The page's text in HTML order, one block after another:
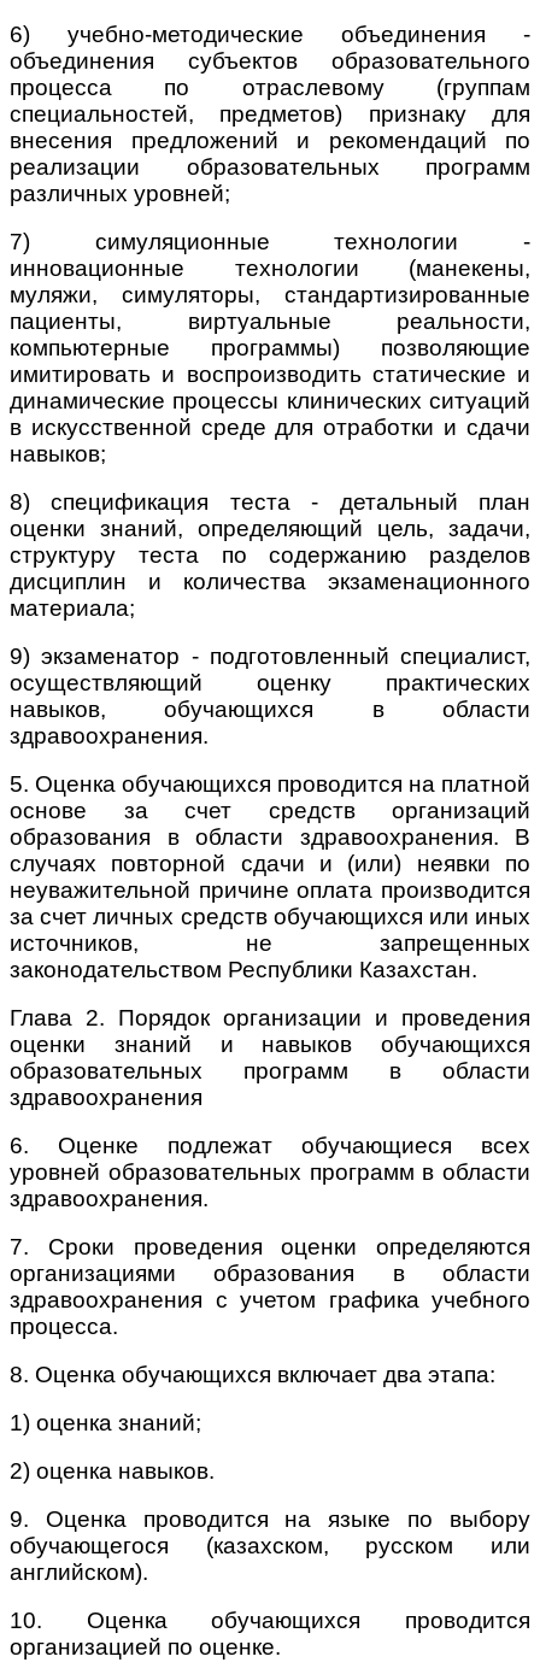
6) учебно-методические объединения -
объединения субъектов образовательного
процесса по отраслевому (группам
специальностей, предметов) признаку для
внесения предложений и рекомендаций по
реализации образовательных программ
различных уровней;
7) симуляционные технологии -
инновационные технологии (манекены,
муляжи, симуляторы, стандартизированные
пациенты, виртуальные реальности,
компьютерные программы) позволяющие
имитировать и воспроизводить статические и
динамические процессы клинических ситуаций
в искусственной среде для отработки и сдачи
навыков;
8) спецификация теста - детальный план
оценки знаний, определяющий цель, задачи,
структуру теста по содержанию разделов
дисциплин и количества экзаменационного
материала;
9) экзаменатор - подготовленный специалист,
осуществляющий оценку практических
навыков, обучающихся в области
здравоохранения.
5. Оценка обучающихся проводится на платной
основе за счет средств организаций
образования в области здравоохранения. В
случаях повторной сдачи и (или) неявки по
неуважительной причине оплата производится
за счет личных средств обучающихся или иных
источников, не запрещенных
законодательством Республики Казахстан.
Глава 2. Порядок организации и проведения
оценки знаний и навыков обучающихся
образовательных программ в области
здравоохранения
6. Оценке подлежат обучающиеся всех
уровней образовательных программ в области
здравоохранения.
7. Сроки проведения оценки определяются
организациями образования в области
здравоохранения с учетом графика учебного
процесса.
8. Оценка обучающихся включает два этапа:
1) оценка знаний;
2) оценка навыков.
9. Оценка проводится на языке по выбору
обучающегося (казахском, русском или
английском).
10. Оценка обучающихся проводится
организацией по оценке.